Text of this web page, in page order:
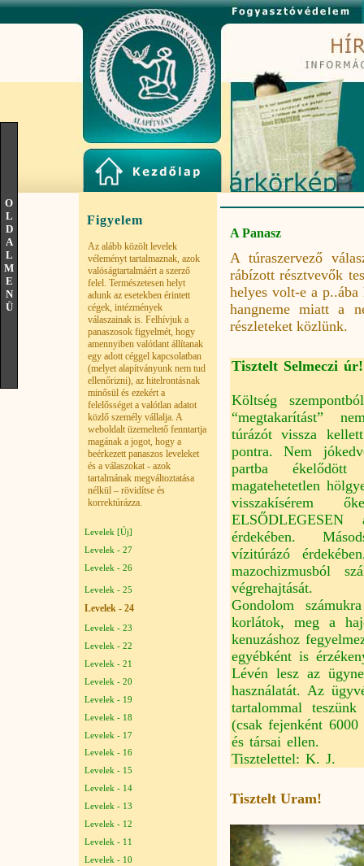
O
L
D
A
L
M
E
N
Ü
Figyelem
Az alább közölt levelek
véleményt tartalmaznak, azok
valóságtartalmáért a szerző
felel. Természetesen helyt
adunk az esetekben érintett
cégek, intézmények
válaszainak is. Felhívjuk a
panaszosok figyelmét, hogy
amennyiben valótlant állítanak
egy adott céggel kapcsolatban
(melyet alapítványunk nem tud
ellenőrizni), az hitelrontásnak
minősül és ezekért a
felelősséget a valótlan adatot
közlő személy vállalja. A
weboldalt üzemeltető fenntartja
magának a jogot, hogy a
beérkezett panaszos leveleket
és a válaszokat - azok
tartalmának megváltoztatása
nélkül – rövidítse és
korrektúrázza.
Levelek [Új]
Levelek - 27
Levelek - 26
Levelek - 25
Levelek - 24
Levelek - 23
Levelek - 22
Levelek - 21
Levelek - 20
Levelek - 19
Levelek - 18
Levelek - 17
Levelek - 16
Levelek - 15
Levelek - 14
Levelek - 13
Levelek - 12
Levelek - 11
Levelek - 10
A Panasz
A túraszervező
rábízott résztvevők
helyes volt-e a
hangneme miatt a
részleteket közlünk.
Tisztelt Selmeczi úr!
Költség
“megtakarítást”
túrázót vissza
pontra. Nem
partba ékelődött
magatehetetlen
visszakísérem
érdekében.
vízitúrázó
mazochizmusból
végrehajtását.
Gondolom
korlátok, meg a
kenuzáshoz
egyébként is
Lévén lesz az
használatát. Az
tartalommal
(csak fejenként
és társai ellen.
Tisztelettel: K. J.
Tisztelt Uram!